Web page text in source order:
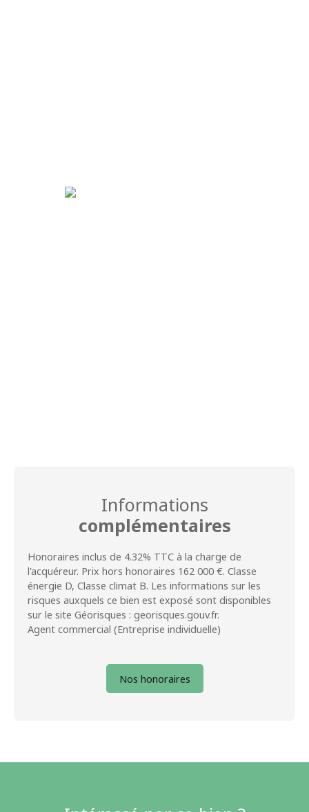
Informations
complémentaires
Honoraires inclus de 4.32% TTC à la charge de
l'acquéreur. Prix hors honoraires 162 000 €. Classe
énergie D, Classe climat B. Les informations sur les
risques auxquels ce bien est exposé sont disponibles
sur le site Géorisques : georisques.gouv.fr.
Agent commercial (Entreprise individuelle)
Nos honoraires